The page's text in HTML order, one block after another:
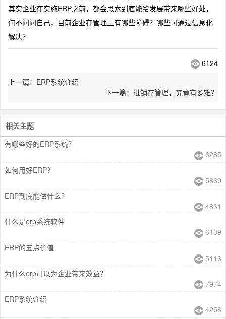
其实企业在实施ERP之前，都会思索到底能给发展带来哪些好处，
何不问问自己，目前企业在管理上有哪些障碍？哪些可通过信息化
解决？
6124
上一篇：ERP系统介绍
下一篇：进销存管理，究竟有多难？
相关主题
有哪些好的ERP系统？
6285
如何用好ERP？
5869
ERP到底能做什么？
4831
什么是erp系统软件
6139
ERP的五点价值
5116
为什么erp可以为企业带来效益？
7974
ERP系统介绍
4258